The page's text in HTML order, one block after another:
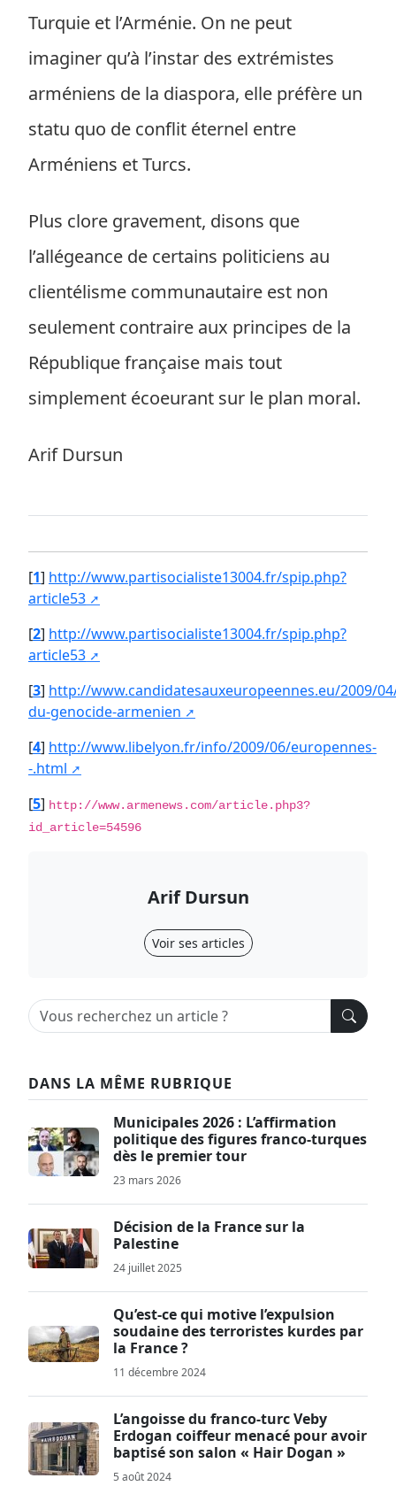
Turquie et l’Arménie. On ne peut
imaginer qu’à l’instar des extrémistes
arméniens de la diaspora, elle préfère un
statu quo de conflit éternel entre
Arméniens et Turcs.
Plus clore gravement, disons que
l’allégeance de certains politiciens au
clientélisme communautaire est non
seulement contraire aux principes de la
République française mais tout
simplement écoeurant sur le plan moral.
Arif Dursun
[1] http://www.partisocialiste13004.fr/spip.php?
article53
[2] http://www.partisocialiste13004.fr/spip.php?
article53
[3] http://www.candidatesauxeuropeennes.eu/2009/
du-genocide-armenien
[4] http://www.libelyon.fr/info/2009/06/europennes-
-.html
[5] http://www.armenews.com/article.php3?
id_article=54596
Arif Dursun
Voir ses articles
DANS LA MÊME RUBRIQUE
Municipales 2026 : L’affirmation
politique des figures franco-turques
dès le premier tour
23 mars 2026
Décision de la France sur la
Palestine
24 juillet 2025
Qu’est-ce qui motive l’expulsion
soudaine des terroristes kurdes par
la France ?
11 décembre 2024
L’angoisse du franco-turc Veby
Erdogan coiffeur menacé pour avoir
baptisé son salon « Hair Dogan »
5 août 2024